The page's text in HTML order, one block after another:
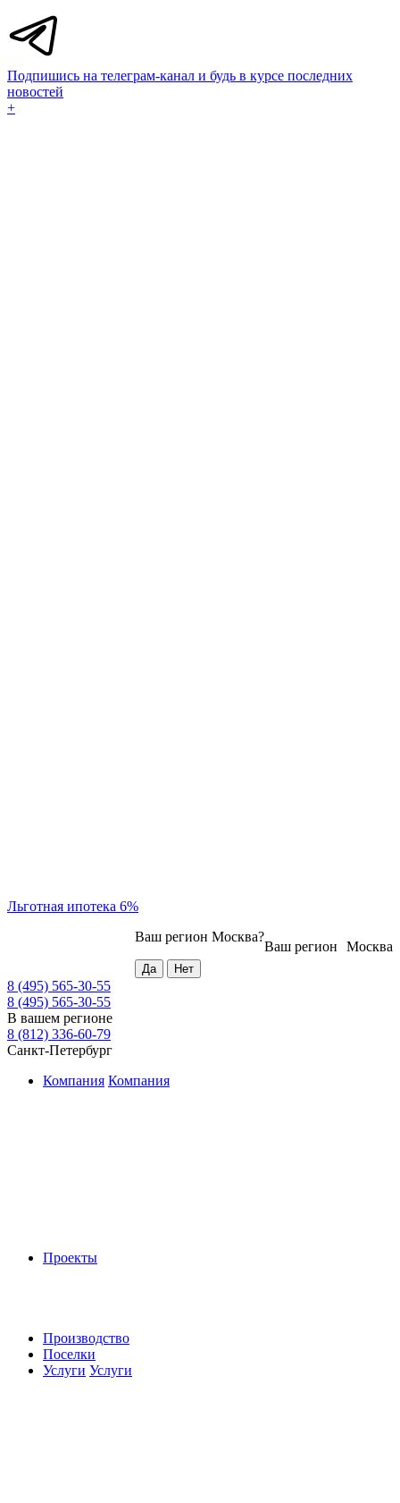
Подпишись на телеграм-канал и будь в курсе последних
новостей
+
Льготная ипотека 6%
Москва
Ваш регион
Ваш регион Москва?
8 (495) 565-30-55
8 (495) 565-30-55
В вашем регионе
8 (812) 336-60-79
Санкт-Петербург
Компания Компания
Проекты
Производство
Поселки
Услуги Услуги